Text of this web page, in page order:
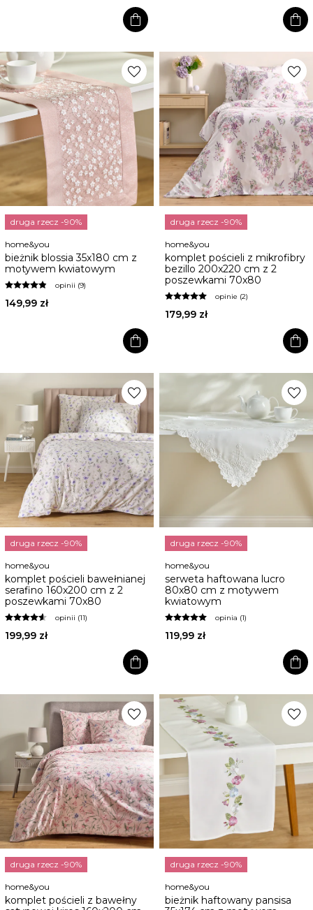
shopping_bag shopping_bag
favorite
druga rzecz -90%
home&you
bieżnik blossia 35x180 cm z
motywem kwiatowym
opinii (9)
149,99 zł
shopping_bag
favorite
druga rzecz -90%
home&you
komplet pościeli z mikrofibry
bezillo 200x220 cm z 2
poszewkami 70x80
opinie (2)
179,99 zł
shopping_bag
favorite
druga rzecz -90%
home&you
komplet pościeli bawełnianej
serafino 160x200 cm z 2
poszewkami 70x80
opinii (11)
199,99 zł
shopping_bag
favorite
druga rzecz -90%
home&you
serweta haftowana lucro
80x80 cm z motywem
kwiatowym
opinia (1)
119,99 zł
shopping_bag
favorite
druga rzecz -90%
home&you
komplet pościeli z bawełny
favorite
druga rzecz -90%
home&you
bieżnik haftowany pansisa